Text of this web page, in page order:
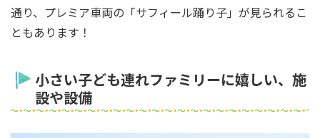
通り、プレミア車両の「サフィール踊り子」が見られるこ
ともあります！
小さい子ども連れファミリーに嬉しい、施
設や設備